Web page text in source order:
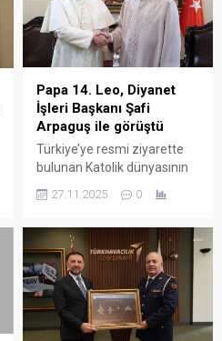
2026 tarihleri arasında
ziyaret edilebilecek. Öztürk,
fotoğraf sergisinden elde
edilecek gelirin, depremden
etkilenen kanser hastası
kadınlara destek veren Pi
Kadın Kanserleri Derneğine
bağışlanacağını bildirdi.
Türkiye’de 6...
Papa 14. Leo, Diyanet
İşleri Başkanı Şafi
Arpaguş ile görüştü
Türkiye’ye resmi ziyarette
bulunan Katolik dünyasının
ruhani lideri ve Vatikan
Devlet Başkanı Papa 14.
Şafi Arpaguş ile bir araya
geldi. Diyanet İşleri
Başkanlığı’nın resmi internet
sitesinden yapılan yazılı
açıklamada, “Vatikan Devlet
Başkanı Papa 14. Leo,
27.11.2025 0